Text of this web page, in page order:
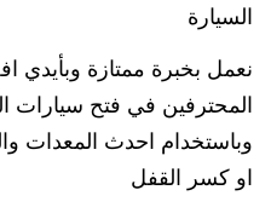
السيارة
نعمل بخبرة ممتازة وبأيدي
المحترفين في فتح سيارات
وباستخدام احدث المعدات
او كسر القفل